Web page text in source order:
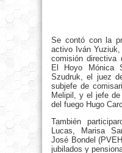
Se contó con la
activo Iván
comisión directiva
El Hoyo Mónica
Szudruk, el juez
subjefe de
Melipil, y el jefe
del fuego Hugo
También
Lucas, Marisa
José Bondel
jubilados y